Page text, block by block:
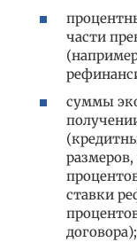
части
суммы
ставки
договора);